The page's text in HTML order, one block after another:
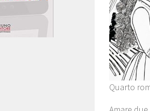
Quarto